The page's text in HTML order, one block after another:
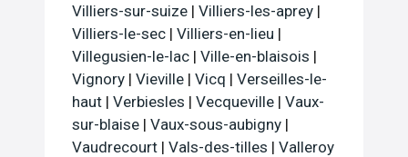
Villiers-sur-suize | Villiers-les-aprey |
Villiers-le-sec | Villiers-en-lieu |
Villegusien-le-lac | Ville-en-blaisois |
Vignory | Vieville | Vicq | Verseilles-le-
haut | Verbiesles | Vecqueville | Vaux-
sur-blaise | Vaux-sous-aubigny |
Vaudrecourt | Vals-des-tilles | Valleroy